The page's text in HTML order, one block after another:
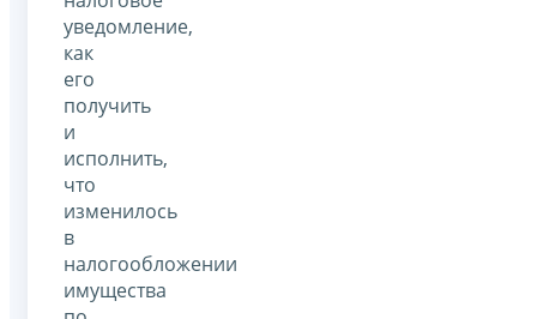
уведомление,
как
его
получить
и
исполнить,
что
изменилось
в
налогообложении
имущества